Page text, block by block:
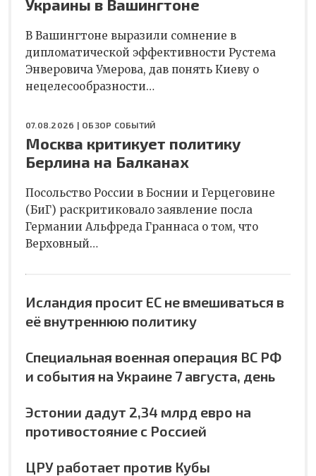
Украины в Вашингтоне
В Вашингтоне выразили сомнение в
дипломатической эффективности Рустема
Энверовича Умерова, дав понять Киеву о
нецелесообразности…
07.08.2026 | ОБЗОР СОБЫТИЙ
Москва критикует политику
Берлина на Балканах
Посольство России в Боснии и Герцеговине
(БиГ) раскритиковало заявление посла
Германии Альфреда Граннаса о том, что
Верховный…
Исландия просит ЕС не вмешиваться в
её внутреннюю политику
Специальная военная операция ВС РФ
и события на Украине 7 августа, день
Эстонии дадут 2,34 млрд евро на
противостояние с Россией
ЦРУ работает против Кубы